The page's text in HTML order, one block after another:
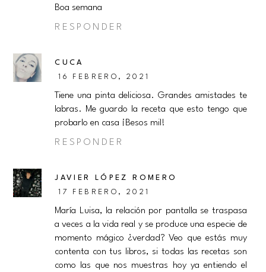
Boa semana
RESPONDER
CUCA
16 FEBRERO, 2021
Tiene una pinta deliciosa. Grandes amistades te
labras. Me guardo la receta que esto tengo que
probarlo en casa ¡Besos mil!
RESPONDER
JAVIER LÓPEZ ROMERO
17 FEBRERO, 2021
María Luisa, la relación por pantalla se traspasa
a veces a la vida real y se produce una especie de
momento mágico ¿verdad? Veo que estás muy
contenta con tus libros, si todas las recetas son
como las que nos muestras hoy ya entiendo el